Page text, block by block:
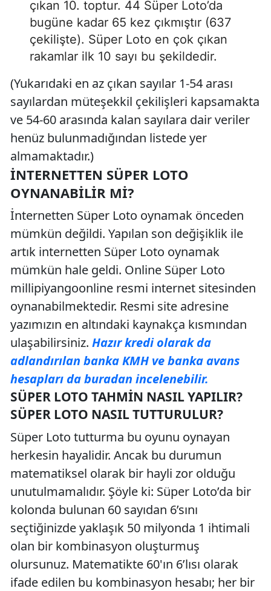
çıkan 10. toptur. 44 Süper Loto’da
bugüne kadar 65 kez çıkmıştır (637
çekilişte). Süper Loto en çok çıkan
rakamlar ilk 10 sayı bu şekildedir.
(Yukarıdaki en az çıkan sayılar 1-54 arası
sayılardan müteşekkil çekilişleri kapsamakta
ve 54-60 arasında kalan sayılara dair veriler
henüz bulunmadığından listede yer
almamaktadır.)
İNTERNETTEN SÜPER LOTO
OYNANABILIR MI?
İnternetten Süper Loto oynamak önceden
mümkün değildi. Yapılan son değişiklik ile
artık internetten Süper Loto oynamak
mümkün hale geldi. Online Süper Loto
millipiyangoonline resmi internet sitesinden
oynanabilmektedir. Resmi site adresine
yazımızın en altındaki kaynakça kısmından
ulaşabilirsiniz. Hazır kredi olarak da
adlandırılan banka KMH ve banka avans
hesapları da buradan incelenebilir.
SÜPER LOTO TAHMIN NASIL YAPILIR?
SÜPER LOTO NASIL TUTTURULUR?
Süper Loto tutturma bu oyunu oynayan
herkesin hayalidir. Ancak bu durumun
matematiksel olarak bir hayli zor olduğu
unutulmamalıdır. Şöyle ki: Süper Loto’da bir
kolonda bulunan 60 sayıdan 6’sını
seçtiğinizde yaklaşık 50 milyonda 1 ihtimali
olan bir kombinasyon oluşturmuş
olursunuz. Matematikte 60'ın 6’lısı olarak
ifade edilen bu kombinasyon hesabı; her bir